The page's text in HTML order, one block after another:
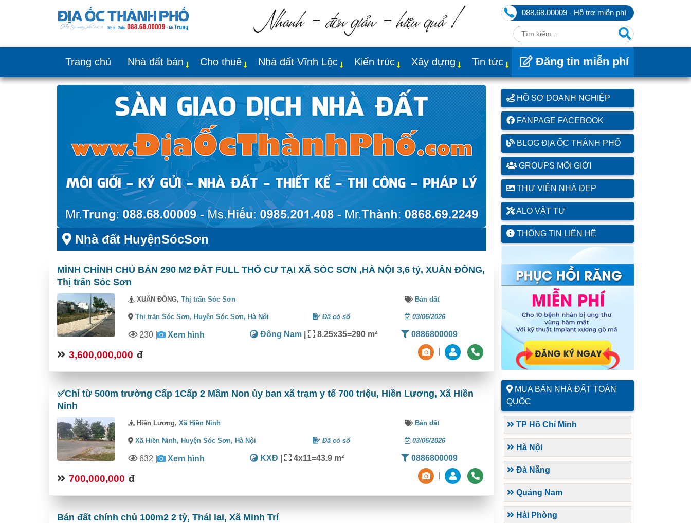
088.68.00009 - Hỗ trợ miễn phí
Trang chủ Nhà đất bán Cho thuê Nhà đất Vĩnh Lộc Kiến trúc Xây dựng Tin tức Đăng tin miễn phí
Nhà đất HuyệnSócSơn
MÌNH CHÍNH CHỦ BÁN 290 M2 ĐẤT FULL THỔ CƯ TẠI XÃ SÓC SƠN ,HÀ NỘI 3,6 tỷ, XUÂN ĐỒNG,
Thị trấn Sóc Sơn
XUÂN ĐỒNG,Thị trấn Sóc Sơn Bán đất
Thị trấn Sóc Sơn, Huyện Sóc Sơn, Hà Nội Đã có sổ 03/06/2026
230 | Xem hình Đông Nam| 8.25x35=290 m² 0886800009
3,600,000,000 đ
✅Chỉ từ 500m trường Cấp 1Cấp 2 Mầm Non ủy ban xã trạm y tế 700 triệu, Hiền Lương, Xã Hiền
Ninh
Hiền Lương,Xã Hiền Ninh Bán đất
Xã Hiền Ninh, Huyện Sóc Sơn, Hà Nội Đã có sổ 03/06/2026
632 | Xem hình KXĐ 4x11=43.9 m² 0886800009
700,000,000 đ
Bán đất chính chủ 100m2 2 tỷ, Thái lai, Xã Minh Trí
HỒ SƠ DOANH NGHIỆP
FANPAGE FACEBOOK
BLOG ĐỊA ỐC THÀNH PHỐ
GROUPS MÔI GIỚI
THƯ VIỆN NHÀ ĐẸP
ALO VẬT TƯ
THÔNG TIN LIÊN HỆ
MUA BÁN NHÀ ĐẤT TOÀN
QUỐC
TP Hồ Chí Minh
Hà Nội
Đà Nẵng
Quảng Nam
Hải Phòng